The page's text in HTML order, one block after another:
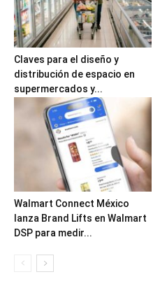
Claves para el diseño y
distribución de espacio en
supermercados y...
Walmart Connect México
lanza Brand Lifts en Walmart
DSP para medir...